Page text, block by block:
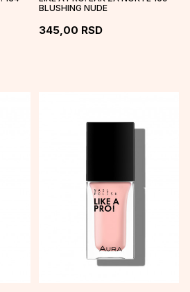
BLUSHING NUDE
345,00 RSD